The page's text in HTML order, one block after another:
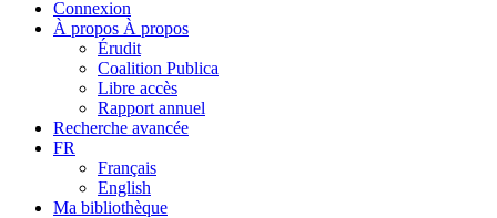
Connexion
À propos À propos
Érudit
Coalition Publica
Libre accès
Rapport annuel
Recherche avancée
FR
Français
English
Ma bibliothèque